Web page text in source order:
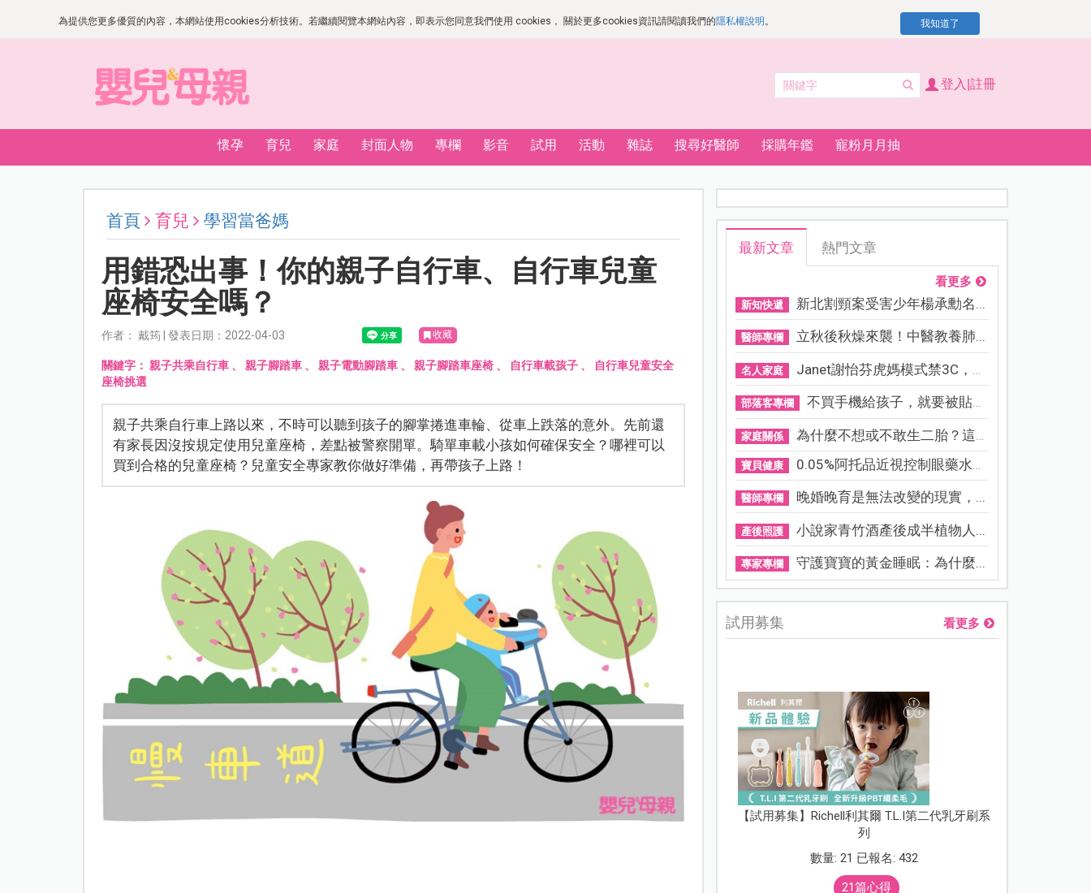
為提供您更多優質的內容，本網站使用cookies分析技術。若繼續閱覽本網站內容，即表示您同意我們使用 cookies， 關於更多cookies資訊請閱讀我們的隱私權說明 。 我知道了
登入|註冊
懷孕 育兒 家庭 封面人物 專欄 影音 試用 活動 雜誌 搜尋好醫師 採購年鑑 寵粉月月抽
首頁 育兒 學習當爸媽
用錯恐出事！你的親子自行車、自行車兒童
座椅安全嗎？
作者： 戴筠 | 發表日期：2022-04-03 收藏
關鍵字： 親子共乘自行車、 親子腳踏車、 親子電動腳踏車、 親子腳踏車座椅、 自行車載孩子、
自行車兒童安全
座椅挑選
親子共乘自行車上路以來，不時可以聽到孩子的腳掌捲進車輪、從車上跌落的意外。先前還
有家長因沒按規定使用兒童座椅，差點被警察開單。騎單車載小孩如何確保安全？哪裡可以
買到合格的兒童座椅？兒童安全專家教你做好準備，再帶孩子上路！
最新文章 熱門文章
看更多
新知快遞 新北割頸案受害少年楊承勳名...
醫師專欄 立秋後秋燥來襲！中醫教養肺...
名人家庭 Janet謝怡芬虎媽模式禁3C，看...
部落客專欄 不買手機給孩子，就要被貼「...
家庭關係 為什麼不想或不敢生二胎？這8...
寶貝健康 0.05%阿托品近視控制眼藥水納...
醫師專欄 晚婚晚育是無法改變的現實，...
產後照護 小說家青竹酒產後成半植物人...
專家專欄 守護寶寶的黃金睡眠：為什麼...
試用募集 看更多
【試用募集】Richell利其爾 T.L.I第二代乳牙刷系
列
數量: 21 已報名: 432
21篇心得